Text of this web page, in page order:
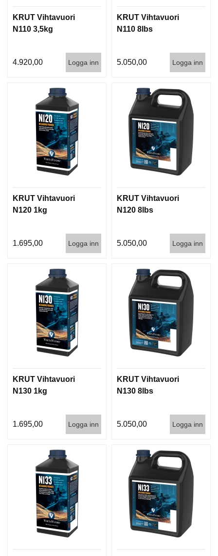
KRUT Vihtavuori
N110 3,5kg
4.920,00 Logga inn
KRUT Vihtavuori
N110 8lbs
5.050,00 Logga inn
KRUT Vihtavuori
N120 1kg
1.695,00 Logga inn
KRUT Vihtavuori
N120 8lbs
5.050,00 Logga inn
KRUT Vihtavuori
N130 1kg
1.695,00 Logga inn
KRUT Vihtavuori
N130 8lbs
5.050,00 Logga inn